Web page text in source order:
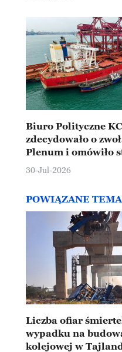
Biuro Polityczne
zdecydowało o
Plenum i omówiło
gospodarki
30-Jul-2026
POWIĄZANE
Liczba ofiar
wypadku na
kolejowej w